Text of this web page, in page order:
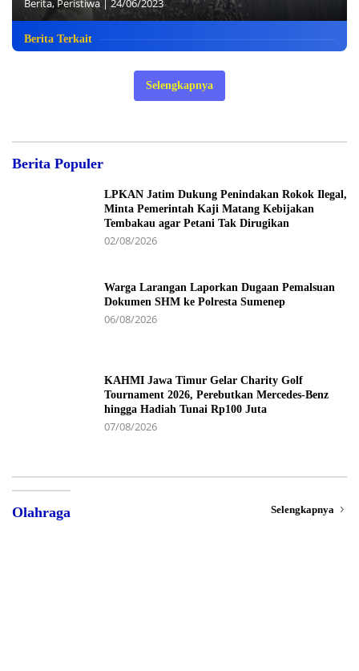
Berita Terkait
Selengkapnya
Berita Populer
LPKAN Jatim Dukung Penindakan Rokok Ilegal,
Minta Pemerintah Kaji Matang Kebijakan
Tembakau agar Petani Tak Dirugikan
02/08/2026
Warga Larangan Laporkan Dugaan Pemalsuan
Dokumen SHM ke Polresta Sumenep
06/08/2026
KAHMI Jawa Timur Gelar Charity Golf
Tournament 2026, Perebutkan Mercedes-Benz
hingga Hadiah Tunai Rp100 Juta
07/08/2026
Olahraga Selengkapnya